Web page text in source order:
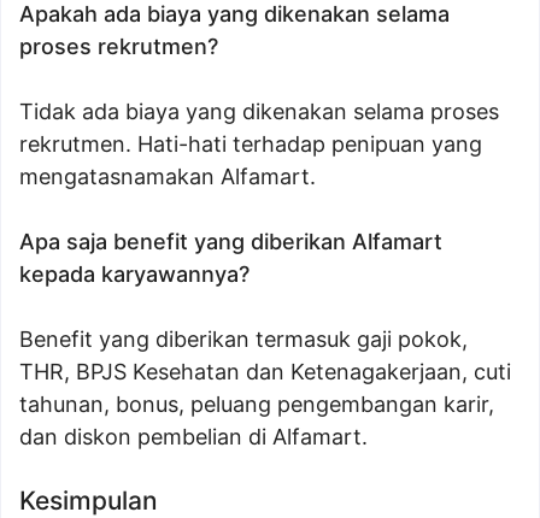
Apakah ada biaya yang dikenakan selama
proses rekrutmen?
Tidak ada biaya yang dikenakan selama proses
rekrutmen. Hati-hati terhadap penipuan yang
mengatasnamakan Alfamart.
Apa saja benefit yang diberikan Alfamart
kepada karyawannya?
Benefit yang diberikan termasuk gaji pokok,
THR, BPJS Kesehatan dan Ketenagakerjaan, cuti
tahunan, bonus, peluang pengembangan karir,
dan diskon pembelian di Alfamart.
Kesimpulan